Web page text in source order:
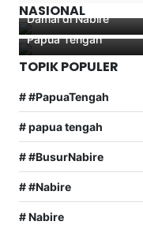
NASIONAL
Damai di Nabire
Jalan Trans Papua dan
Pusat Pemerintahan
Papua Tengah
TOPIK POPULER
# #PapuaTengah
# papua tengah
# #BusurNabire
# #Nabire
# Nabire